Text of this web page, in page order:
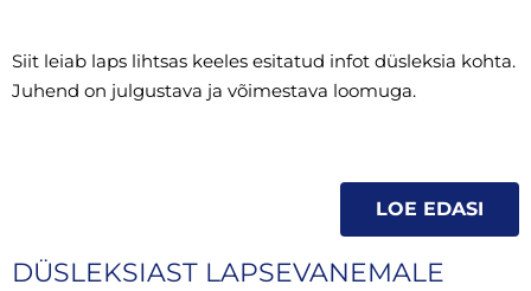
Siit leiab laps lihtsas keeles esitatud infot düsleksia kohta.
Juhend on julgustava ja võimestava loomuga.
LOE EDASI
DÜSLEKSIAST LAPSEVANEMALE